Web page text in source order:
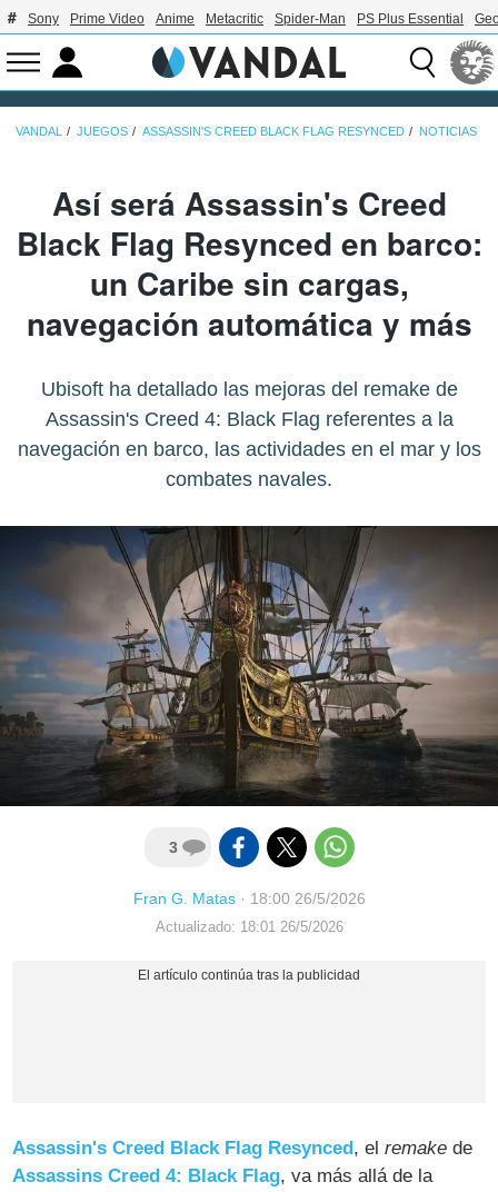
Sony Prime Video Anime Metacritic Spider-Man PS Plus Essential
VANDAL JUEGOS ASSASSIN'S CREED BLACK FLAG RESYNCED NOTICIAS
Así será Assassin's Creed
Black Flag Resynced en barco:
un Caribe sin cargas,
navegación automática y más
Ubisoft ha detallado las mejoras del remake de
Assassin's Creed 4: Black Flag referentes a la
navegación en barco, las actividades en el mar y los
combates navales.
3
Fran G. Matas· 18:00 26/5/2026
Actualizado: 18:01 26/5/2026
Assassin's Creed Black Flag Resynced, elremake de
Assassins Creed 4: Black Flag, va más allá de la